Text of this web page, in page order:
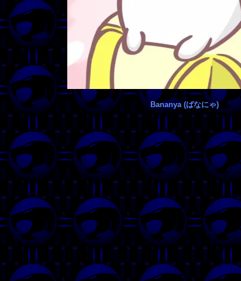
Bananya (ばなにゃ)